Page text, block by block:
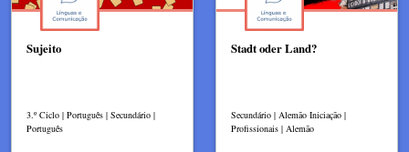
Sujeito
3.º Ciclo | Português | Secundário |
Português
Stadt oder Land?
Secundário | Alemão Iniciação |
Profissionais | Alemão